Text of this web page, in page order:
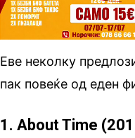
Еве неколку
пак повеќе од еден
1. About Time